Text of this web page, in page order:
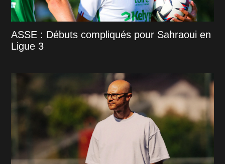
ASSE : Débuts compliqués pour Sahraoui en
Ligue 3